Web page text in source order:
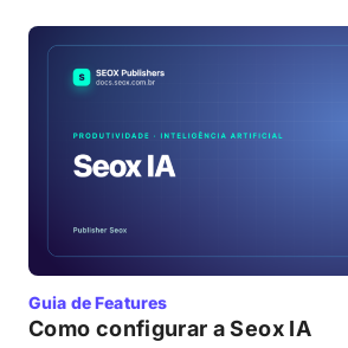
Guia de Features
Como configurar a Seox IA